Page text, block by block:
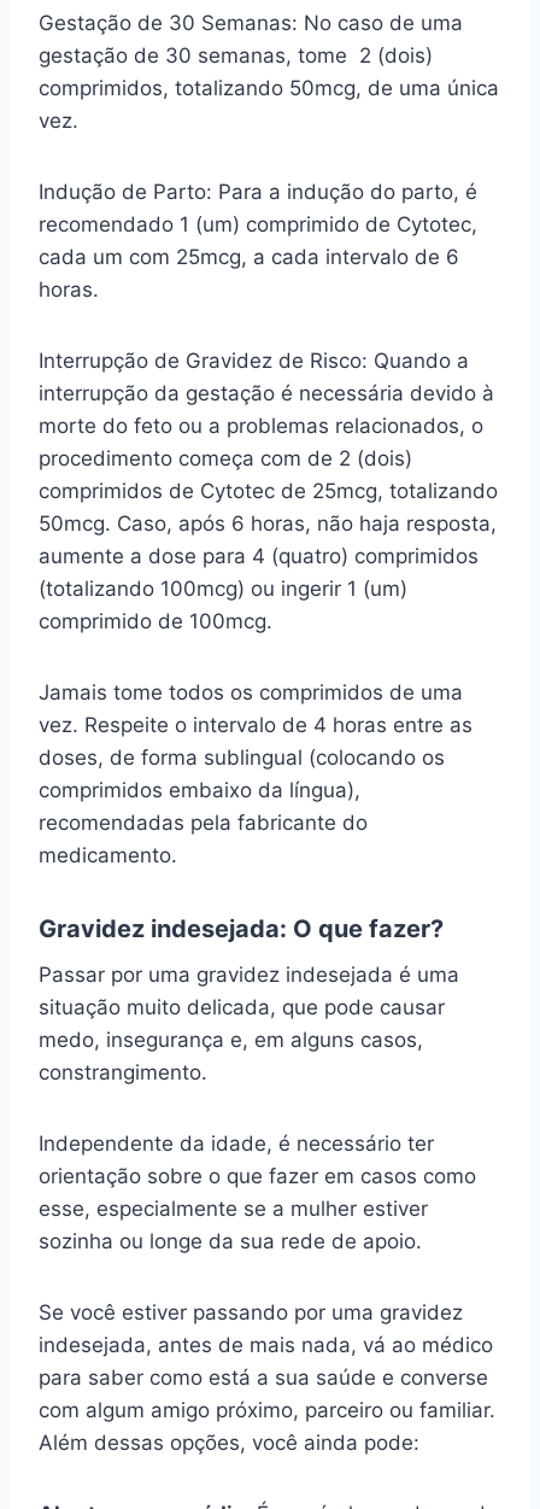
Gestação de 30 Semanas: No caso de uma
gestação de 30 semanas, tome 2 (dois)
comprimidos, totalizando 50mcg, de uma única
vez.
Indução de Parto: Para a indução do parto, é
recomendado 1 (um) comprimido de Cytotec,
cada um com 25mcg, a cada intervalo de 6
horas.
Interrupção de Gravidez de Risco: Quando a
interrupção da gestação é necessária devido à
morte do feto ou a problemas relacionados, o
procedimento começa com de 2 (dois)
comprimidos de Cytotec de 25mcg, totalizando
50mcg. Caso, após 6 horas, não haja resposta,
aumente a dose para 4 (quatro) comprimidos
(totalizando 100mcg) ou ingerir 1 (um)
comprimido de 100mcg.
Jamais tome todos os comprimidos de uma
vez. Respeite o intervalo de 4 horas entre as
doses, de forma sublingual (colocando os
comprimidos embaixo da língua),
recomendadas pela fabricante do
medicamento.
Gravidez indesejada: O que fazer?
Passar por uma gravidez indesejada é uma
situação muito delicada, que pode causar
medo, insegurança e, em alguns casos,
constrangimento.
Independente da idade, é necessário ter
orientação sobre o que fazer em casos como
esse, especialmente se a mulher estiver
sozinha ou longe da sua rede de apoio.
Se você estiver passando por uma gravidez
indesejada, antes de mais nada, vá ao médico
para saber como está a sua saúde e converse
com algum amigo próximo, parceiro ou familiar.
Além dessas opções, você ainda pode: